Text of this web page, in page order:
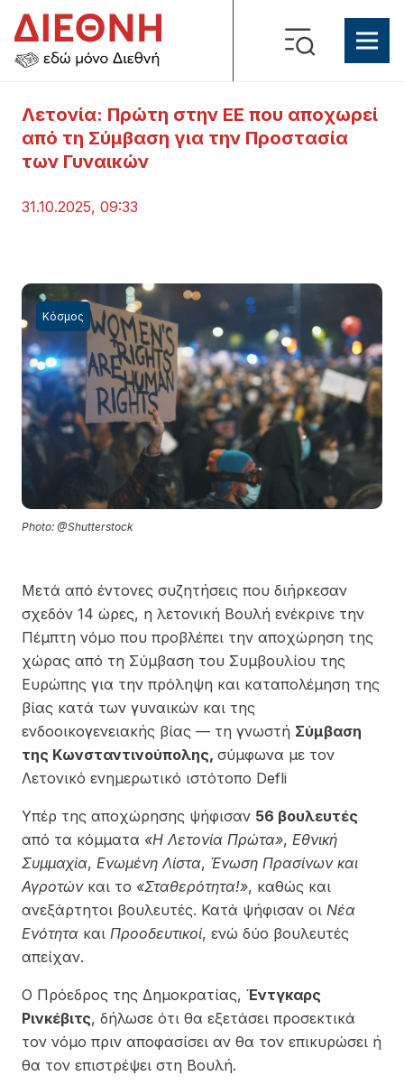
Λετονία: Πρώτη στην ΕΕ που αποχωρεί
από τη Σύμβαση για την Προστασία
των Γυναικών
31.10.2025, 09:33
Photo: @Shutterstock
Κόσμος
Μετά από έντονες συζητήσεις που διήρκεσαν
σχεδόν 14 ώρες, η λετονική Βουλή ενέκρινε την
Πέμπτη νόμο που προβλέπει την αποχώρηση της
χώρας από τη Σύμβαση του Συμβουλίου της
Ευρώπης για την πρόληψη και καταπολέμηση της
βίας κατά των γυναικών και της
ενδοοικογενειακής βίας — τη γνωστή Σύμβαση
της Κωνσταντινούπολης, σύμφωνα με τον
Λετονικό ενημερωτικό ιστότοπο Defli
Υπέρ της αποχώρησης ψήφισαν 56 βουλευτές
από τα κόμματα «Η Λετονία Πρώτα», Εθνική
Συμμαχία, Ενωμένη Λίστα, Ένωση Πρασίνων και
Αγροτώνκαι το «Σταθερότητα!», καθώς και
ανεξάρτητοι βουλευτές. Κατά ψήφισαν οι Νέα
Ενότητα και Προοδευτικοί, ενώ δύο βουλευτές
απείχαν.
Ο Πρόεδρος της Δημοκρατίας, Έντγκαρς
Ρινκέβιτς, δήλωσε ότι θα εξετάσει προσεκτικά
τον νόμο πριν αποφασίσει αν θα τον επικυρώσει ή
θα τον επιστρέψει στη Βουλή.